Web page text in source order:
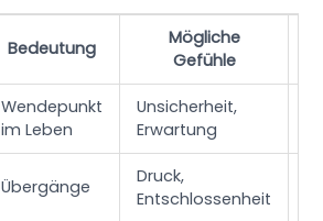
Bedeutung
Mögliche
Gefühle
Wendepunkt
im Leben
Unsicherheit,
Erwartung
Übergänge
Druck,
Entschlossenheit